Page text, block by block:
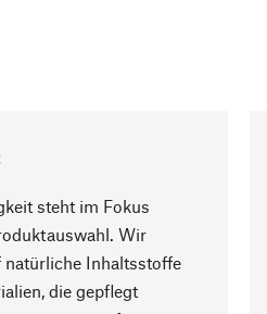
steht im Fokus
Wir
natürliche Inhaltsstoffe
die gepflegt